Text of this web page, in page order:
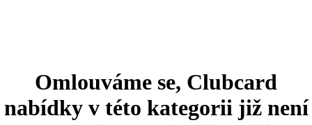
Omlouváme se, Clubcard
nabídky v této kategorii již není